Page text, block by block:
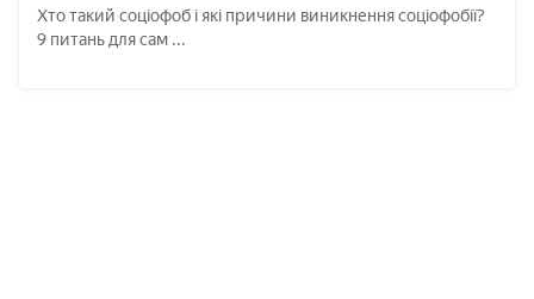
Хто такий соціофоб і які причини виникнення соціофобії?
9 питань для сам ...